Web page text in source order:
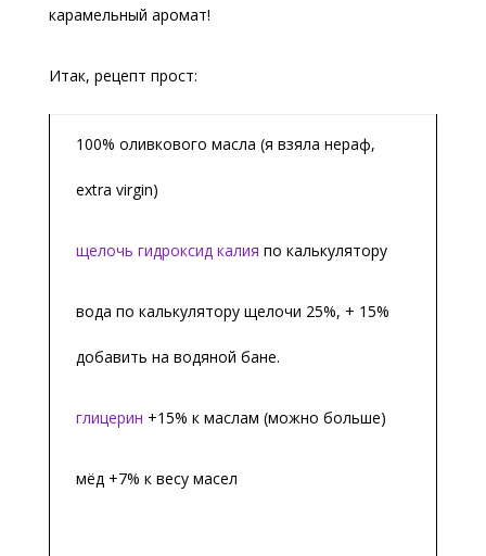
карамельный аромат!
Итак, рецепт прост:
100% оливкового масла (я взяла нераф,
extra virgin)
щелочь гидроксид калия по калькулятору
вода по калькулятору щелочи 25%, + 15%
добавить на водяной бане.
глицерин +15% к маслам (можно больше)
мёд +7% к весу масел